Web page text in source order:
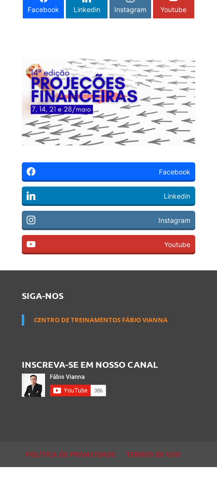
Facebook Linkedin Instagram Youtube
Facebook
Linkedin
Instagram
Youtube
SIGA-NOS
CENTRO DE TREINAMENTOS FÁBIO VIANNA
INSCREVA-SE EM NOSSO CANAL
POLÍTICA DE PRIVACIDADE TERMOS DE USO